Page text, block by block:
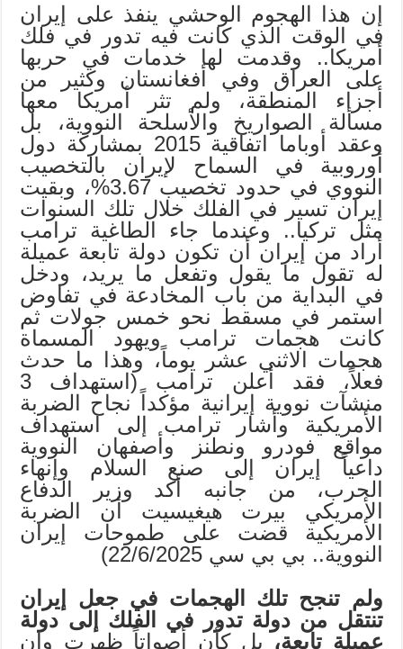
إن هذا الهجوم الوحشي ينفذ على إيران
في الوقت الذي كانت فيه تدور في فلك
أمريكا.. وقدمت لها خدمات في حربها
على العراق وفي أفغانستان وكثير من
أجزاء المنطقة، ولم تثر أمريكا معها
مسألة الصواريخ والأسلحة النووية، بل
وعقد أوباما اتفاقية 2015 بمشاركة دول
أوروبية في السماح لإيران بالتخصيب
النووي في حدود تخصيب 3.67%، وبقيت
إيران تسير في الفلك خلال تلك السنوات
مثل تركيا.. وعندما جاء الطاغية ترامب
أراد من إيران أن تكون دولة تابعة عميلة
له تقول ما يقول وتفعل ما يريد، ودخل
في البداية من باب المخادعة في تفاوض
استمر في مسقط نحو خمس جولات ثم
كانت هجمات ترامب ويهود المسماة
هجمات الاثني عشر يوماً، وهذا ما حدث
فعلاً، فقد أعلن ترامب (استهداف 3
منشآت نووية إيرانية مؤكداً نجاح الضربة
الأمريكية وأشار ترامب إلى استهداف
مواقع فودرو ونطنز وأصفهان النووية
داعياً إيران إلى صنع السلام وإنهاء
الحرب، من جانبه أكد وزير الدفاع
الأمريكي بيرت هيغيسيت أن الضربة
الأمريكية قضت على طموحات إيران
النووية.. بي بي سي 22/6/2025)
ولم تنجح تلك الهجمات في جعل إيران
تنتقل من دولة تدور في الفلك إلى دولة
عميلة تابعة،بل كأن أصواتاً ظهرت وإن